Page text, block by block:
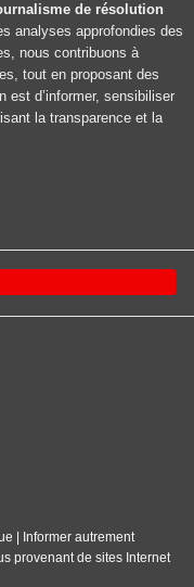
de résolution
analyses approfondies des
nous contribuons à
tout en proposant des
d’informer, sensibiliser
la transparence et la
| Informer autrement
provenant de sites Internet